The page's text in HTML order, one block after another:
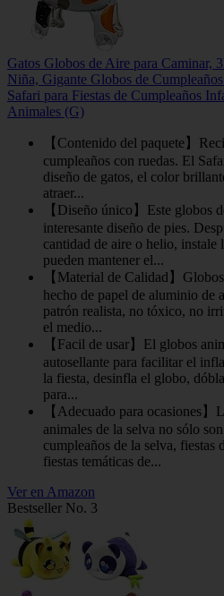
Gatos Globos de Aire para Caminar,
Niña, Gigante Globos de
Safari para Fiestas de Cumpleaños
Animales (G)
【Contenido del paquete】
cumpleaños con ruedas. El
diseño de gatos, el color
atraer...
【Diseño único】Este globos
interesante diseño de pies.
cantidad de aire o helio, instale
pueden mantener el...
【Material de Calidad】
hecho de papel de aluminio de
patrón realista, no tóxico, no
el medio...
【Facil de usar】El globos
autosellante para facilitar el
la fiesta, desinfla el globo,
para...
【Adecuado para ocasiones
animales de la selva no sólo
cumpleaños de la selva, fiestas
fiestas temáticas de...
Ver en Amazon
Bestseller No. 3